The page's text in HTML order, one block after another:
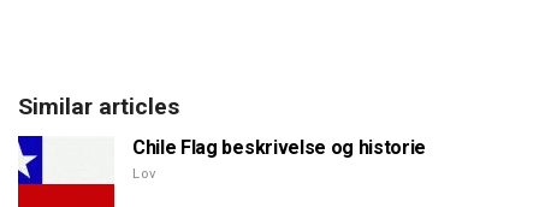
Similar articles
Chile Flag beskrivelse og historie
Lov